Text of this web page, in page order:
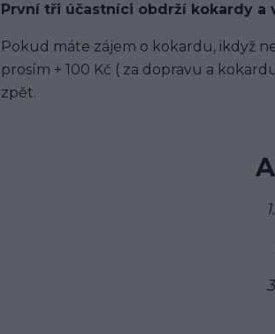
První tři účastníci obdrží kokardy a
Pokud máte zájem o kokardu, ikdyž
prosím + 100 Kč ( za dopravu a
zpět.